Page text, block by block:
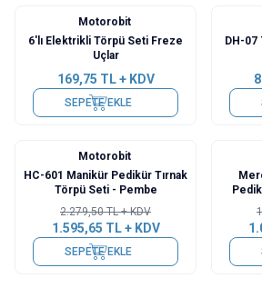
Motorobit
6'lı Elektrikli Törpü Seti Freze
Uçlar
169,75 TL + KDV
SEPETE EKLE
DH-07
Motorobit
HC-601 Manikür Pedikür Tırnak
Törpü Seti - Pembe
2.279,50TL + KDV
1.595,65 TL + KDV
SEPETE EKLE